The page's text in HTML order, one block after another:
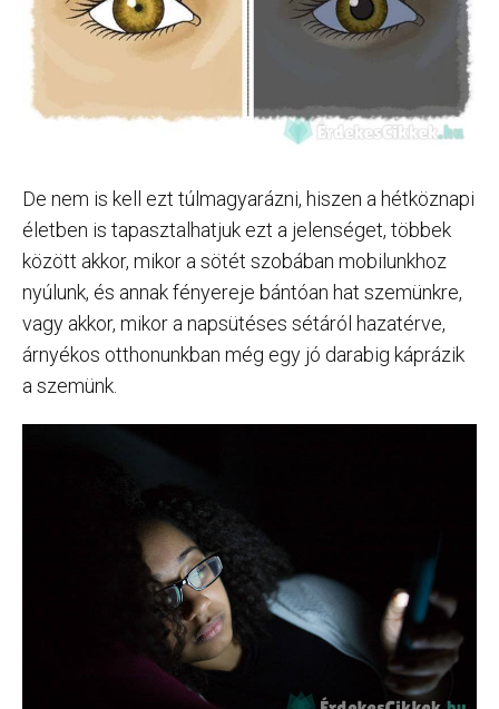
De nem is kell ezt túlmagyarázni, hiszen a hétköznapi
életben is tapasztalhatjuk ezt a jelenséget, többek
között akkor, mikor a sötét szobában mobilunkhoz
nyúlunk, és annak fényereje bántóan hat szemünkre,
vagy akkor, mikor a napsütéses sétáról hazatérve,
árnyékos otthonunkban még egy jó darabig káprázik
a szemünk.